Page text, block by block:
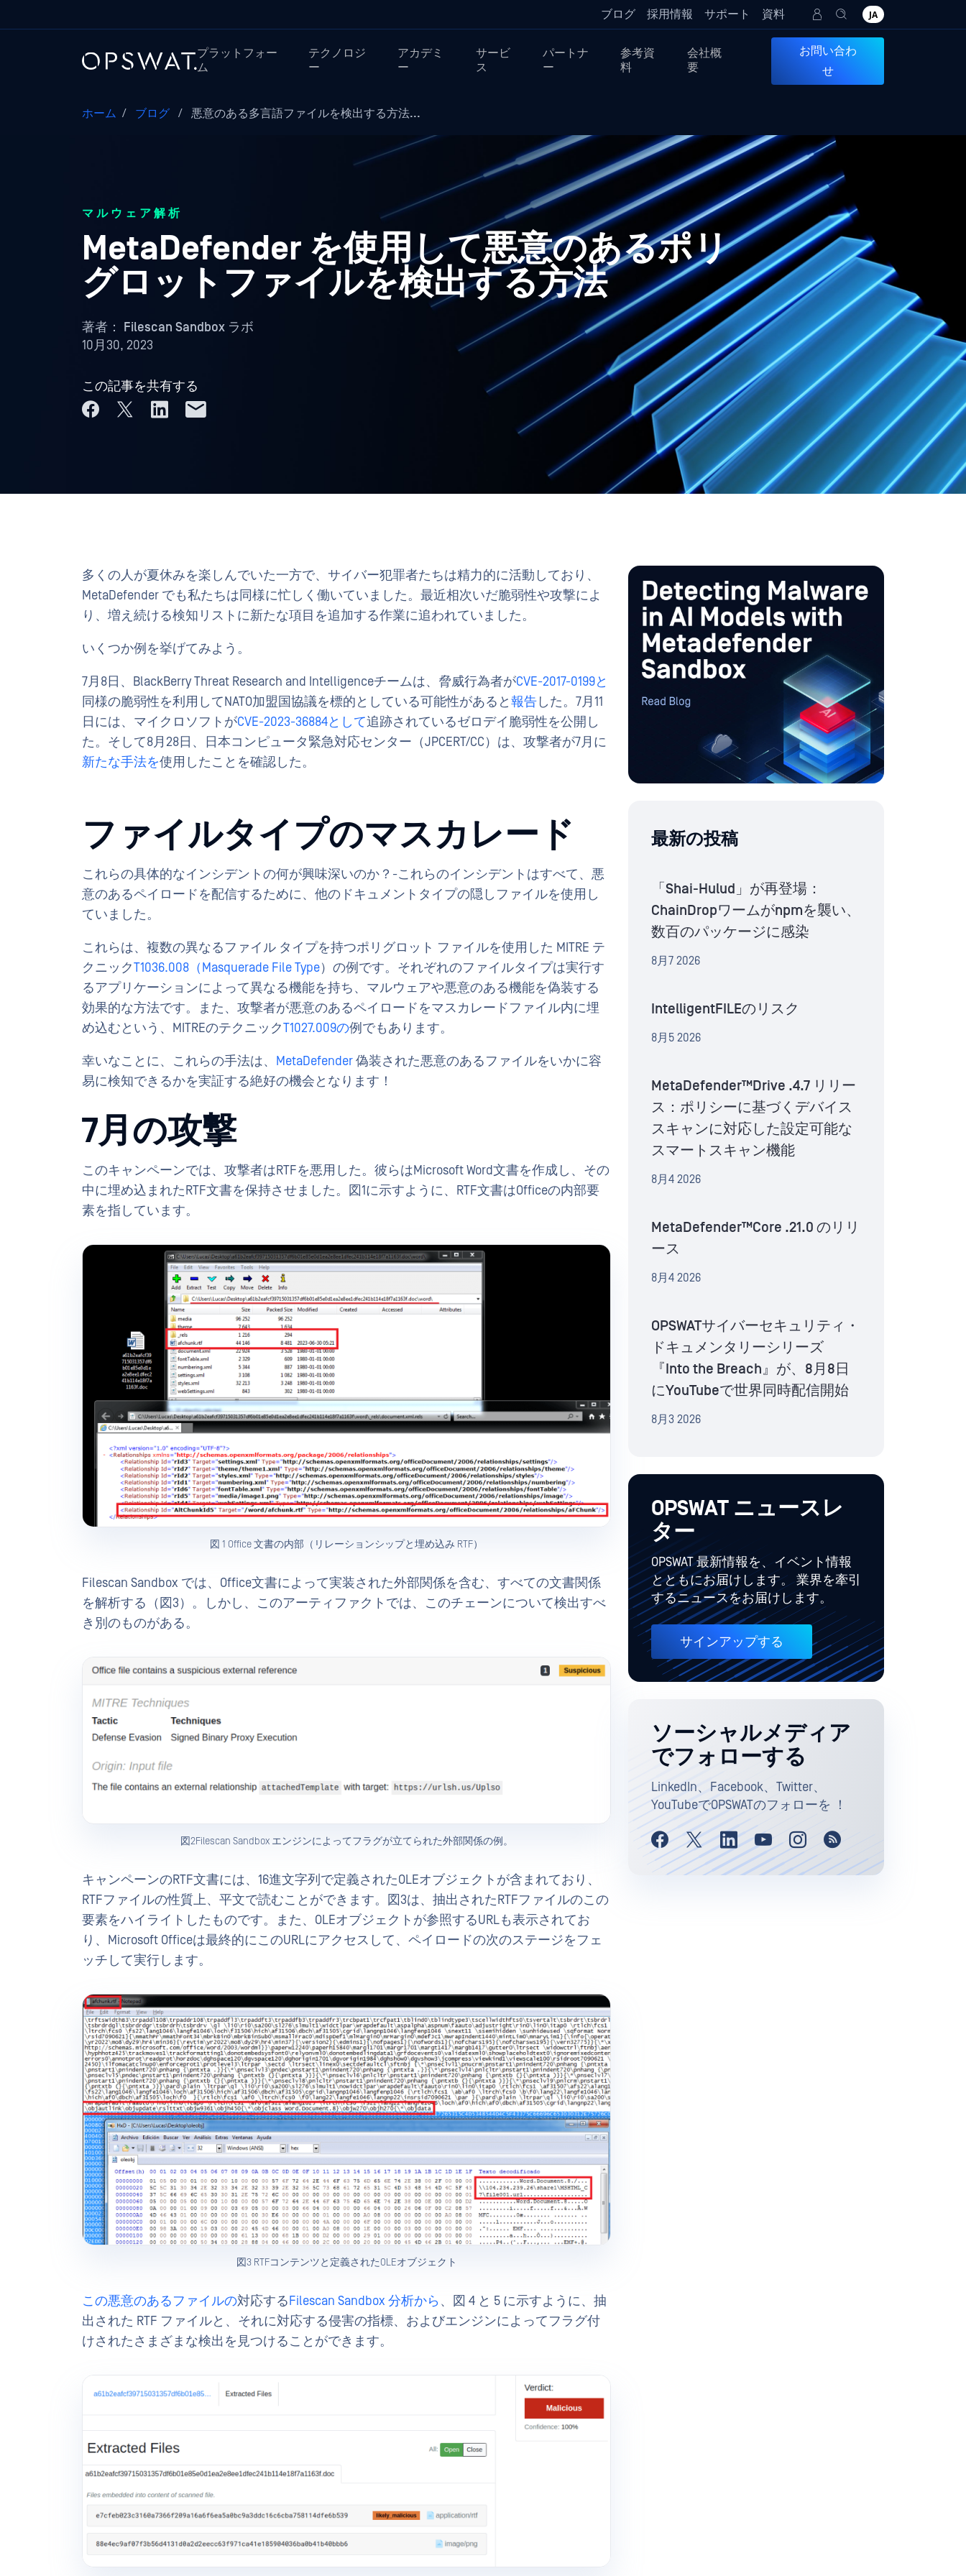
ブログ 採用情報 サポート 資料 JA
プラットフォー
ム
テクノロジ
ー
アカデミ
ー
サービ
ス
パートナ
ー
参考資
料
会社概
要
お問い合わ
せ
ホーム / ブログ / 悪意のある多言語ファイルを検出する方法...
マルウェア解析
MetaDefender を使用して悪意のあるポリ
グロットファイルを検出する方法
著者：
Filescan Sandbox ラボ
10月30, 2023
この記事を共有する
多くの人が夏休みを楽しんでいた一方で、サイバー犯罪者たちは精力的に活動しており、
MetaDefender でも私たちは同様に忙しく働いていました。最近相次いだ脆弱性や攻撃によ
り、増え続ける検知リストに新たな項目を追加する作業に追われていました。
いくつか例を挙げてみよう。
7月8日、BlackBerry Threat Research and Intelligenceチームは、脅威行為者がCVE-2017-0199と
同様の脆弱性を利用してNATO加盟国協議を標的としている可能性があると報告した。7月11
日には、マイクロソフトがCVE-2023-36884として追跡されているゼロデイ脆弱性を公開し
た。そして8月28日、日本コンピュータ緊急対応センター（JPCERT/CC）は、攻撃者が7月に
新たな手法を使用したことを確認した。
ファイルタイプのマスカレード
これらの具体的なインシデントの何が興味深いのか？-これらのインシデントはすべて、悪
意のあるペイロードを配信するために、他のドキュメントタイプの隠しファイルを使用し
ていました。
これらは、複数の異なるファイル タイプを持つポリグロット ファイルを使用した MITRE テ
クニックT1036.008（Masquerade File Type）の例です。それぞれのファイルタイプは実行す
るアプリケーションによって異なる機能を持ち、マルウェアや悪意のある機能を偽装する
効果的な方法です。また、攻撃者が悪意のあるペイロードをマスカレードファイル内に埋
め込むという、MITREのテクニックT1027.009の例でもあります。
幸いなことに、これらの手法は、 MetaDefender偽装された悪意のあるファイルをいかに容
易に検知できるかを実証する絶好の機会となります！
7月の攻撃
このキャンペーンでは、攻撃者はRTFを悪用した。彼らはMicrosoft Word文書を作成し、その
中に埋め込まれたRTF文書を保持させました。図1に示すように、RTF文書はOfficeの内部要
素を指しています。
図 1 Office 文書の内部（リレーションシップと埋め込み RTF）
Filescan Sandbox では、Office文書によって実装された外部関係を含む、すべての文書関係
を解析する（図3）。しかし、このアーティファクトでは、このチェーンについて検出すべ
き別のものがある。
図2Filescan Sandbox エンジンによってフラグが立てられた外部関係の例。
キャンペーンのRTF文書には、16進文字列で定義されたOLEオブジェクトが含まれており、
RTFファイルの性質上、平文で読むことができます。図3は、抽出されたRTFファイルのこの
要素をハイライトしたものです。また、OLEオブジェクトが参照するURLも表示されてお
り、Microsoft Officeは最終的にこのURLにアクセスして、ペイロードの次のステージをフェ
ッチして実行します。
図3 RTFコンテンツと定義されたOLEオブジェクト
この悪意のあるファイルの対応するFilescan Sandbox 分析から 、図 4 と 5 に示すように、抽
出された RTF ファイルと、それに対応する侵害の指標、およびエンジンによってフラグ付
けされたさまざまな検出を見つけることができます。
最新の投稿
「Shai-Hulud」が再登場：
ChainDropワームがnpmを襲い、
数百のパッケージに感染
8月7 2026
IntelligentFILEのリスク
8月5 2026
MetaDefender™Drive .4.7 リリー
ス：ポリシーに基づくデバイス
スキャンに対応した設定可能な
スマートスキャン機能
8月4 2026
MetaDefender™Core .21.0 のリリ
ース
8月4 2026
OPSWATサイバーセキュリティ・
ドキュメンタリーシリーズ
『Into the Breach』が、8月8日
にYouTubeで世界同時配信開始
8月3 2026
OPSWAT ニュースレ
ター
OPSWAT 最新情報を、イベント情報
とともにお届けします。 業界を牽引
するニュースをお届けします。
サインアップする
ソーシャルメディア
でフォローする
LinkedIn、Facebook、Twitter、
YouTubeでOPSWATのフォローを ！